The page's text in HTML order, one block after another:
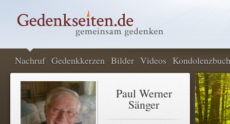
Nachruf Gedenkkerzen Bilder Videos Kondolenzbuch
Paul Werner
Sänger